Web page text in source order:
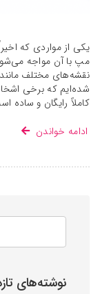
یکی از مواردی که
مپ با آن مواجه
نقشه‌های مختلف
شده‌ایم که برخی
کاملاً رایگان و ساده
ادامه خواندن
نوشته‌های